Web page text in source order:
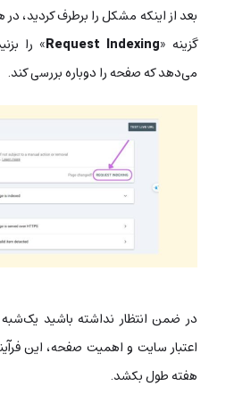
بعد از اینکه مشکل را برطرف کردید، در
گزینه «Request Indexing» را
می‌دهد که صفحه را دوباره بررسی کند.
در ضمن انتظار نداشته باشید
اعتبار سایت و اهمیت صفحه، این
هفته طول بکشد.